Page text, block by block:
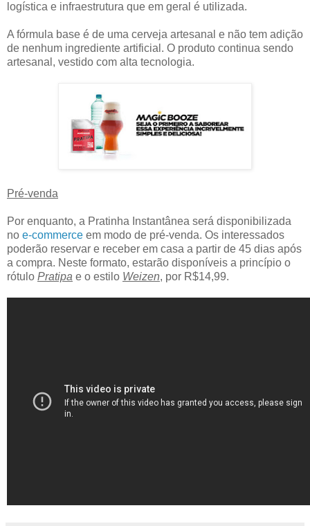
logística e infraestrutura que em geral é utilizada.
A fórmula base é de uma cerveja artesanal e não tem adição
de nenhum ingrediente artificial. O produto continua sendo
artesanal, vestido com alta tecnologia.
Pré-venda
Por enquanto, a Pratinha Instantânea será disponibilizada
no e-commerce em modo de pré-venda. Os interessados
poderão reservar e receber em casa a partir de 45 dias após
a compra. Neste formato, estarão disponíveis a princípio o
rótulo Pratipa e o estilo Weizen, por R$14,99.